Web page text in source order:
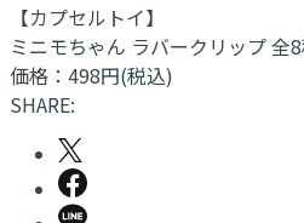
【カプセルトイ】
ミニモちゃん ラバークリップ 全
価格：498円(税込)
SHARE: